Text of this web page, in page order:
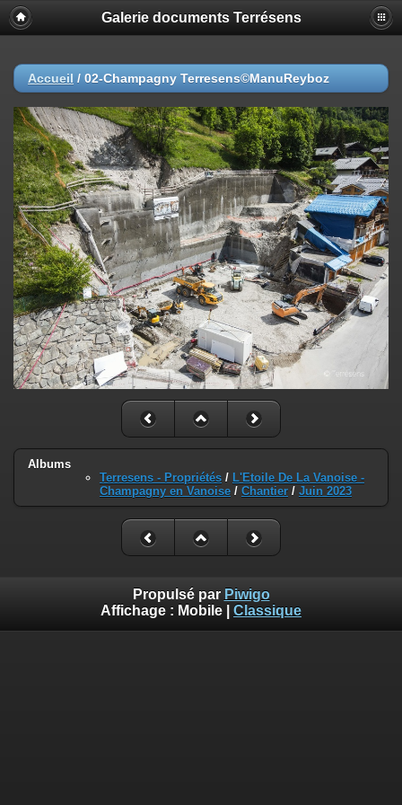
Galerie documents Terrésens
Accueil / 02-Champagny Terresens©ManuReyboz
Albums
Terresens - Propriétés / L'Etoile De La Vanoise -
Champagny en Vanoise / Chantier / Juin 2023
Propulsé par Piwigo
Affichage : Mobile Classique